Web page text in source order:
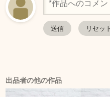
出品者の他の作品